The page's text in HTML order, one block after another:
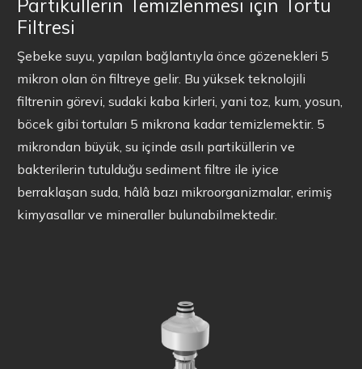
Partiküllerin Temizlenmesi için Tortu
Filtresi
Şebeke suyu, yapılan bağlantıyla önce gözenekleri 5
mikron olan ön filtreye gelir. Bu yüksek teknolojili
filtrenin görevi, sudaki kaba kirleri, yani toz, kum, yosun,
böcek gibi tortuları 5 mikrona kadar temizlemektir. 5
mikrondan büyük, su içinde asılı partiküllerin ve
bakterilerin tutulduğu sediment filtre ile iyice
berraklaşan suda, hâlâ bazı mikroorganizmalar, erimiş
kimyasallar ve mineraller bulunabilmektedir.